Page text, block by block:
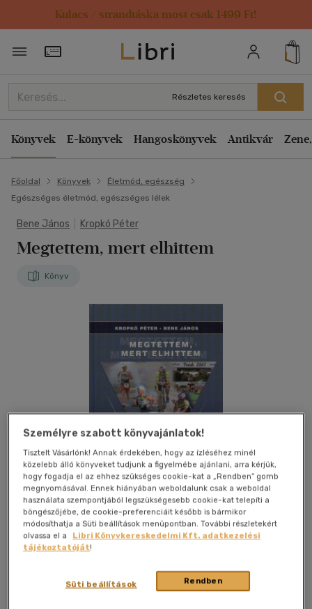
Kulacs / strandtáska most csak 1499 Ft!
Törzsvásárlói Kártya adatai
Részletes keresés
Könyvek E-könyvek Hangoskönyvek Antikvár
Főoldal Könyvek
Életmód, egészség
Egészséges életmód, egészséges lélek
Bene János Kropkó Péter
Megtettem, mert elhittem
Könyv
Kívánságlistához adom Megosztom
magyar nyelvű|cérnafűzött,
Személyre szabott könyvajánlatok!
Tisztelt Vásárlónk! Annak érdekében, hogy az ízléséhez minél
közelebb álló könyveket tudjunk a figyelmébe ajánlani, arra kérjük,
hogy fogadja el az ehhez szükséges cookie-kat a „Rendben” gomb
megnyomásával. Ennek hiányában weboldalunk csak a weboldal
használata szempontjából legszükségesebb cookie-kat telepíti a
böngészőjébe, de cookie-preferenciáit később is bármikor
módosíthatja a Süti beállítások menüpontban. További részletekért
olvassa el a
Libri Könyvkereskedelmi Kft. adatkezelési
tájékoztatóját!
Rendben
Süti beállítások